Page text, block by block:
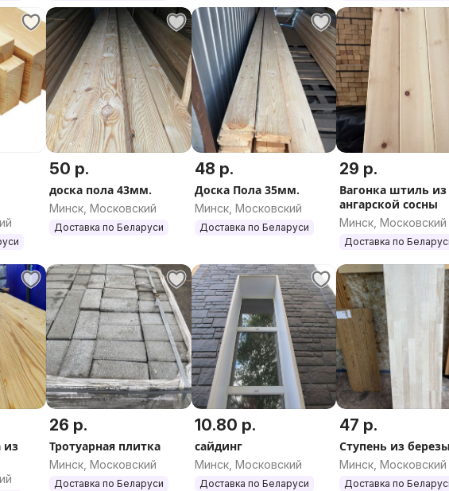
50 р.
доска пола 43мм.
Минск, Московский
Доставка по Беларуси
48 р.
Доска Пола 35мм.
Минск, Московский
Доставка по Беларуси
29 р.
Вагонка штиль из
ангарской сосны
Минск, Московский
Доставка по
из
26 р.
Тротуарная плитка
Минск, Московский
Доставка по Беларуси
10.80 р.
сайдинг
Минск, Московский
Доставка по Беларуси
47 р.
Ступень из
Минск, Московский
Доставка по